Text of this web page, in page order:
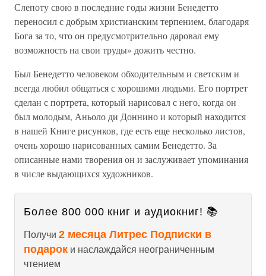
Слепоту свою в последние годы жизни Бенедетто
переносил с добрым христианским терпением, благодаря
Бога за то, что он предусмотрительно даровал ему
возможность на свои труды» дожить честно.
Был Бенедетто человеком обходительным и светским и
всегда любил общаться с хорошими людьми. Его портрет
сделан с портрета, который нарисовал с него, когда он
был молодым, Аньоло ди Доннино и который находится
в нашей Книге рисунков, где есть еще несколько листов,
очень хорошо нарисованных самим Бенедетто. За
описанные нами творения он и заслуживает упоминания
в числе выдающихся художников.
Более 800 000 книг и аудиокниг! 📚
Получи 2 месяца Литрес Подписки в
подарок и наслаждайся неограниченным
чтением